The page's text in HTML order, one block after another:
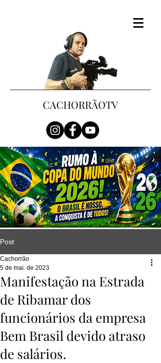
CACHORRÃOTV
Post
Manifestação na Estrada
de Ribamar dos
funcionários da empresa
Bem Brasil devido atraso
de salários.
Cachorrão
5 de mai. de 2023